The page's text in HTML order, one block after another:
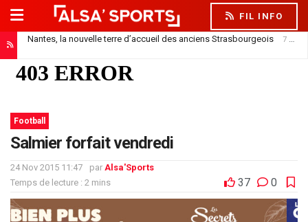
FIL INFO
Nantes, la nouvelle terre d’accueil des anciens Strasbourgeois 7 août 2026
Football
Salmier forfait vendredi
24 Nov 2015 11:47 par Alsa'Sports
Temps de lecture : 2 mins
37 0